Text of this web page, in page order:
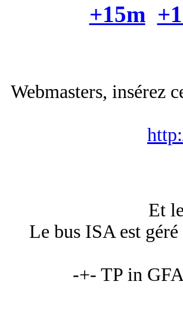
+15m
Webmasters, insérez
Et
Le bus ISA est
-+- TP in